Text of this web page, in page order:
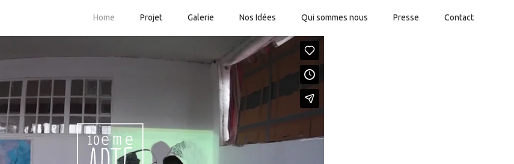
Home Projet Galerie Nos Idées Qui sommes nous Presse Contact